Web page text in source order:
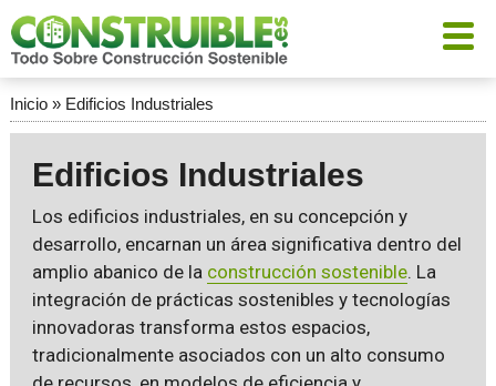
Inicio» Edificios Industriales
Edificios Industriales
Los edificios industriales, en su concepción y
desarrollo, encarnan un área significativa dentro del
amplio abanico de la construcción sostenible. La
integración de prácticas sostenibles y tecnologías
innovadoras transforma estos espacios,
tradicionalmente asociados con un alto consumo